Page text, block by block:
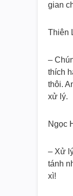
gian
Thiên
–
thích
thôi.
xử lý.
Ngọc
– Xử
tánh
xì!